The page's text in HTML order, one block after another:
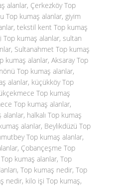
alanlar, Çerkezköy Top
Top kumaş alanlar, giyim
tekstil kent Top kumaş
Top kumaş alanlar, sultan
Sultanahmet Top kumaş
kumaş alanlar, Aksaray Top
Top kumaş alanlar,
alanlar, küçükköy Top
Top kumaş
Top kumaş alanlar,
halkalı Top kumaş
alanlar, Beylikdüzü Top
Top kumaş alanlar,
Çobançeşme Top
kumaş alanlar, Top
Top kumaş nedir, Top
nedir, kilo işi Top kumaş,